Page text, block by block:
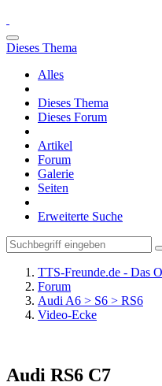
Dieses Thema
Alles
Dieses Thema
Dieses Forum
Artikel
Forum
Galerie
Seiten
Erweiterte Suche
TTS-Freunde.de - Das
Forum
Audi A6 > S6 > RS6
Video-Ecke
Audi RS6 C7